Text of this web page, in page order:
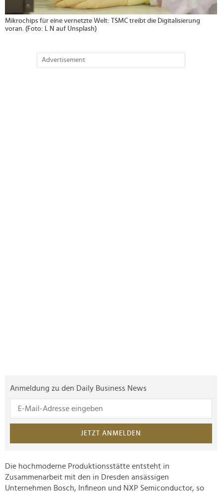
Mikrochips für eine vernetzte Welt: TSMC treibt die Digitalisierung
voran. (Foto: L N auf Unsplash)
Advertisement
Anmeldung zu den Daily Business News
JETZT ANMELDEN
Die hochmoderne Produktionsstätte entsteht in
Zusammenarbeit mit den in Dresden ansässigen
Unternehmen Bosch, Infineon und NXP Semiconductor, so